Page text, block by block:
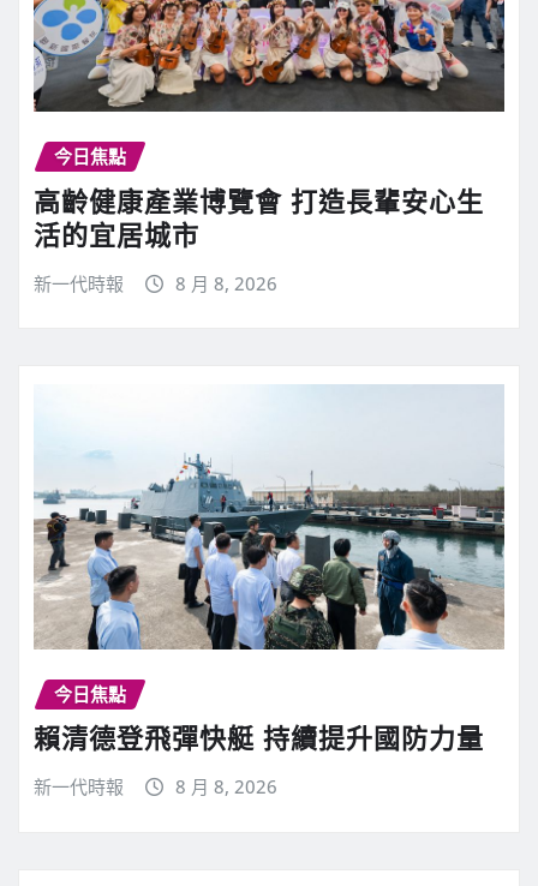
今日焦點
高齡健康產業博覽會 打造長輩安心生
活的宜居城市
新一代時報 8 月 8, 2026
今日焦點
賴清德登飛彈快艇 持續提升國防力量
新一代時報 8 月 8, 2026